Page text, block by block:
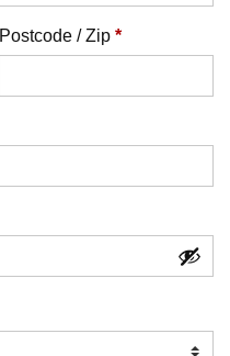
Postcode / Zip *